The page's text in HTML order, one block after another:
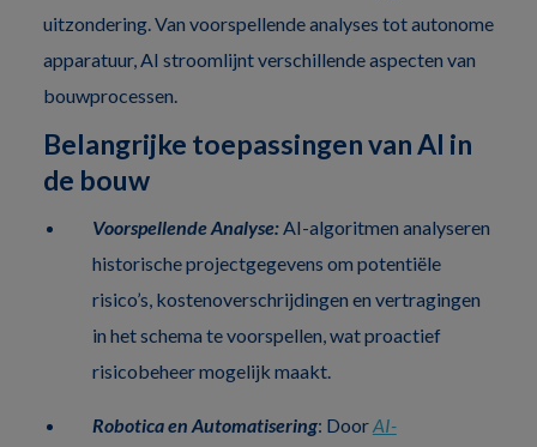
uitzondering. Van voorspellende analyses tot autonome
apparatuur, AI stroomlijnt verschillende aspecten van
bouwprocessen.
Belangrijke toepassingen van AI in
de bouw
Voorspellende Analyse:AI-algoritmen analyseren
historische projectgegevens om potentiële
risico’s, kostenoverschrijdingen en vertragingen
in het schema te voorspellen, wat proactief
risicobeheer mogelijk maakt.
Robotica en Automatisering: DoorAI-